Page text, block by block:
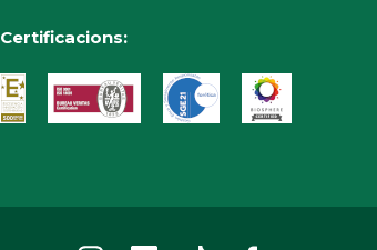
Certificacions: